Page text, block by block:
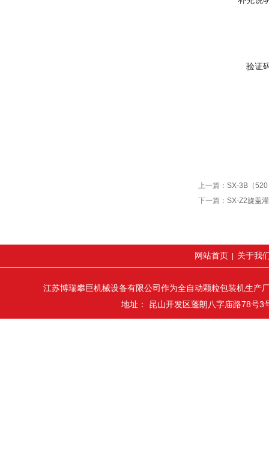
验证
上一篇： SX-3B（
下一篇： SX-Z2旋盖
网站首页 关于我
江苏博瑞攀巨机械设备有限公司作为全自动颗粒包装机生产
地址： 昆山开发区蓬朗八字庙路78号